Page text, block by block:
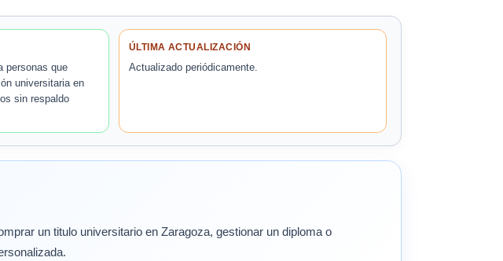
personas que
universitaria en
sin respaldo
ÚLTIMA ACTUALIZACIÓN
Actualizado periódicamente.
un titulo universitario en Zaragoza, gestionar un diploma o